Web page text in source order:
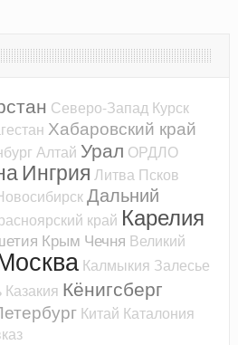
Северо-Запад Курск
Хабаровский край
Алтай Урал ОРДЛО
Ингрия Литва Псков
Дальний
край Карелия
Крым Чечня Великий
Калмыкия Залесье
Казакия Кёнигсберг
Китай Каталония